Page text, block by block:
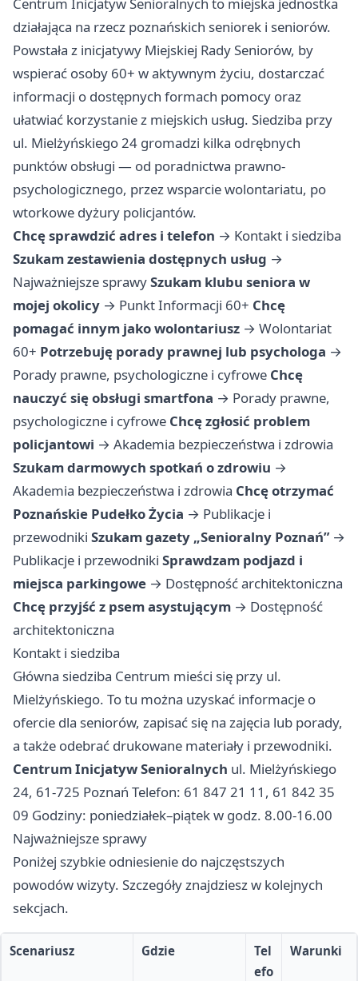
Centrum Inicjatyw Senioralnych to miejska jednostka
działająca na rzecz poznańskich seniorek i seniorów.
Powstała z inicjatywy Miejskiej Rady Seniorów, by
wspierać osoby 60+ w aktywnym życiu, dostarczać
informacji o dostępnych formach pomocy oraz
ułatwiać korzystanie z miejskich usług. Siedziba przy
ul. Mielżyńskiego 24 gromadzi kilka odrębnych
punktów obsługi — od poradnictwa prawno-
psychologicznego, przez wsparcie wolontariatu, po
wtorkowe dyżury policjantów.
Chcę sprawdzić adres i telefon → Kontakt i siedziba
Szukam zestawienia dostępnych usług →
Najważniejsze sprawySzukam klubu seniora w
mojej okolicy → Punkt Informacji 60+ Chcę
pomagać innym jako wolontariusz → Wolontariat
60+ Potrzebuję porady prawnej lub psychologa →
Porady prawne, psychologiczne i cyfrowe Chcę
nauczyć się obsługi smartfona → Porady prawne,
psychologiczne i cyfrowe Chcę zgłosić problem
policjantowi → Akademia bezpieczeństwa i zdrowia
Szukam darmowych spotkań o zdrowiu →
Akademia bezpieczeństwa i zdrowia Chcę otrzymać
Poznańskie Pudełko Życia → Publikacje i
przewodniki Szukam gazety „Senioralny Poznań”→
Publikacje i przewodniki Sprawdzam podjazd i
miejsca parkingowe → Dostępność architektoniczna
Chcę przyjść z psem asystującym → Dostępność
architektoniczna
Kontakt i siedziba
Główna siedziba Centrum mieści się przy ul.
Mielżyńskiego. To tu można uzyskać informacje o
ofercie dla seniorów, zapisać się na zajęcia lub porady,
a także odebrać drukowane materiały i przewodniki.
Centrum Inicjatyw Senioralnych ul. Mielżyńskiego
24, 61-725 Poznań Telefon: 61 847 21 11, 61 842 35
09 Godziny: poniedziałek–piątek w godz. 8.00-16.00
Najważniejsze sprawy
Poniżej szybkie odniesienie do najczęstszych
powodów wizyty. Szczegóły znajdziesz w kolejnych
sekcjach.
Scenariusz Gdzie
Tel
efo
Warunki